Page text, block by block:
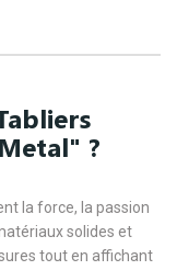
?
la force, la passion
solides et
tout en affichant